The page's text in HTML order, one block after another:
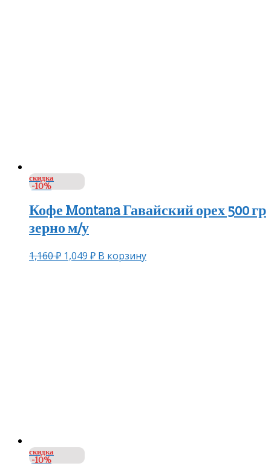
скидка
-10%
Кофе Montana Гавайский орех 500 гр
зерно м/у
1,160₽ 1,049 ₽ В корзину
скидка
-10%